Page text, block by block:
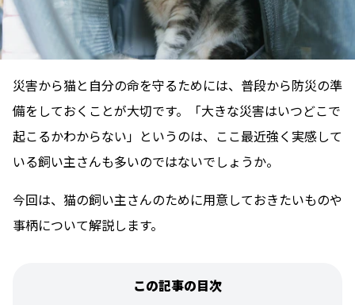
災害から猫と自分の命を守るためには、普段から防災の準
備をしておくことが大切です。「大きな災害はいつどこで
起こるかわからない」というのは、ここ最近強く実感して
いる飼い主さんも多いのではないでしょうか。
今回は、猫の飼い主さんのために用意しておきたいものや
事柄について解説します。
この記事の目次